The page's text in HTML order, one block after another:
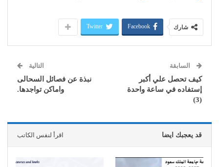
شارك Facebook
Twitter
السابقة
كيف تحصل علي أكبر
إستفاده في ساعة واحدة
(3)
التالية
نبذة عن فصائل السحالى
واماكن تواجدها.
قد يعجبك ايضا اقرأ لنفس الكاتب